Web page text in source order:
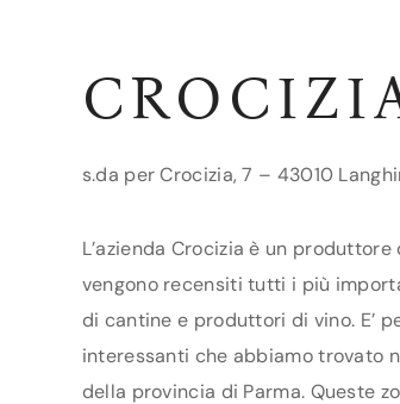
s.da per Crocizia, 7 – 43010
L’azienda Crocizia è un
vengono recensiti tutti i più
di cantine e produttori di vino. E’
interessanti che abbiamo trovato
della provincia di Parma. Queste